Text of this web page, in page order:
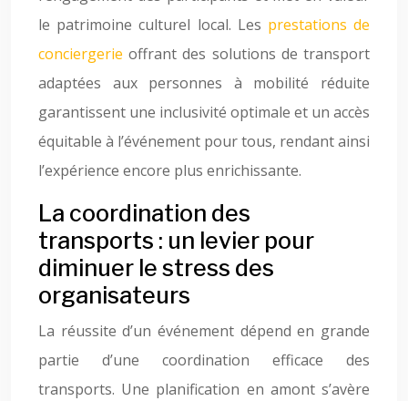
le patrimoine culturel local. Les prestations de
conciergerie offrant des solutions de transport
adaptées aux personnes à mobilité réduite
garantissent une inclusivité optimale et un accès
équitable à l’événement pour tous, rendant ainsi
l’expérience encore plus enrichissante.
La coordination des
transports : un levier pour
diminuer le stress des
organisateurs
La réussite d’un événement dépend en grande
partie d’une coordination efficace des
transports. Une planification en amont s’avère